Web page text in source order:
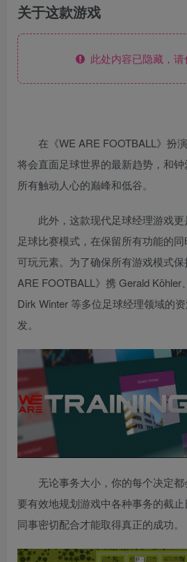
关于这款游戏
此处内容已隐藏，请
在《WE ARE FOOTBALL》扮
将会直面足球世界的最新趋势，和
所有触动人心的巅峰和低谷。
此外，这款现代足球经理游戏
足球比赛模式，在保留所有功能的
可玩元素。为了确保所有游戏模式
ARE FOOTBALL》携 Gerald Köhler
Dirk Winter 等多位足球经理领域的
发。
无论事务大小，你的每个决定
要有效地规划游戏中各种事务的截
同事密切配合才能取得真正的成功。